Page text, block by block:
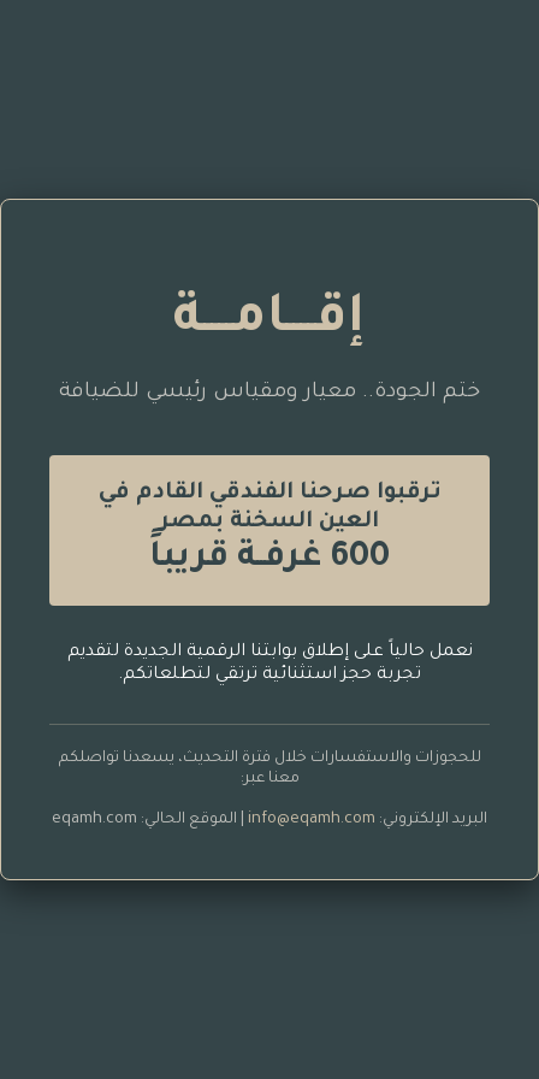
إقــــامــــة
ختم الجودة.. معيار ومقياس رئيسي للضيافة
ترقبوا صرحنا الفندقي القادم في
العين السخنة بمصر
600 غرفــة قريباً
نعمل حالياً على إطلاق بوابتنا الرقمية الجديدة لتقديم
تجربة حجز استثنائية ترتقي لتطلعاتكم.
للحجوزات والاستفسارات خلال فترة التحديث، يسعدنا تواصلكم
معنا عبر:
البريد الإلكتروني: info@eqamh.com | الموقع الحالي: eqamh.com